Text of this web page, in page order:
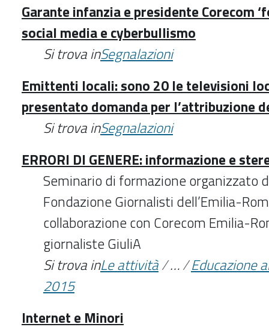
Garante infanzia e presidente Corecom
social media e cyberbullismo
Si trova inSegnalazioni
Emittenti locali: sono 20 le televisioni
presentato domanda per l’attribuzione
Si trova inSegnalazioni
ERRORI DI GENERE: informazione e
Seminario di formazione organizzato
Fondazione Giornalisti dell’Emilia-
collaborazione con Corecom Emilia-
giornaliste GiuliA
Si trova inLe attività/…/Educazione
2015
Internet e Minori